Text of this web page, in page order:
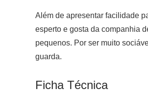
Além de apresentar facilidade
esperto e gosta da companhia
pequenos. Por ser muito
guarda.
Ficha Técnica